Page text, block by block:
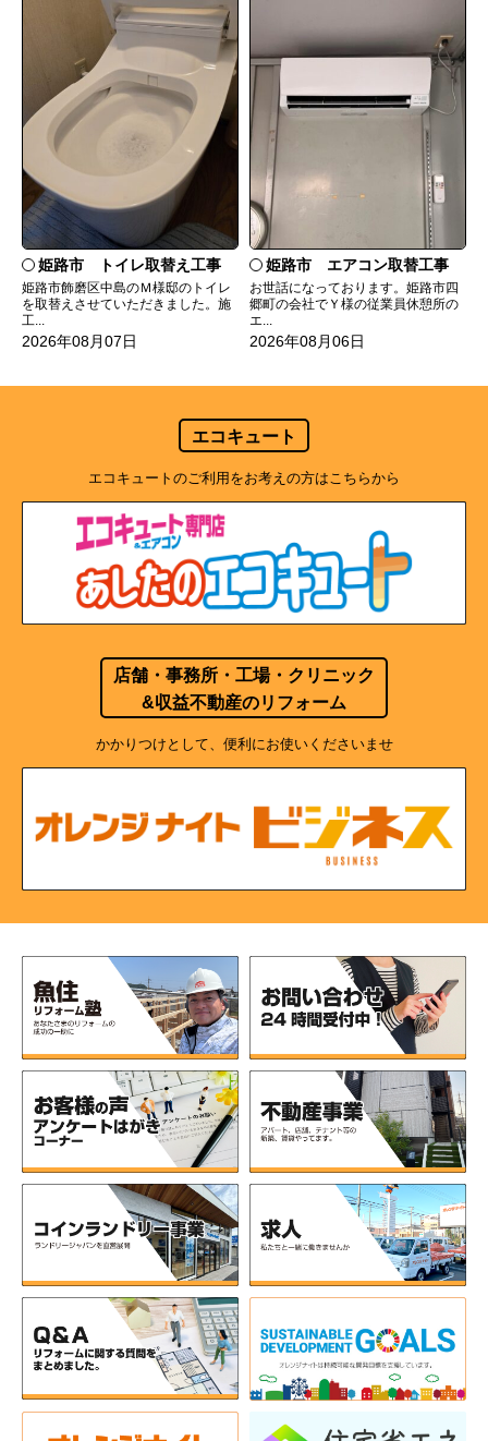
姫路市 トイレ取替え工事
姫路市飾磨区中島のＭ様邸のトイレ
を取替えさせていただきました。施
工...
2026年08月07日
姫路市 エアコン取替工事
お世話になっております。姫路市四
郷町の会社でＹ様の従業員休憩所の
エ...
2026年08月06日
エコキュート
エコキュートのご利用をお考えの方はこちらから
店舗・事務所・工場・クリニック
&収益不動産のリフォーム
かかりつけとして、便利にお使いくださいませ